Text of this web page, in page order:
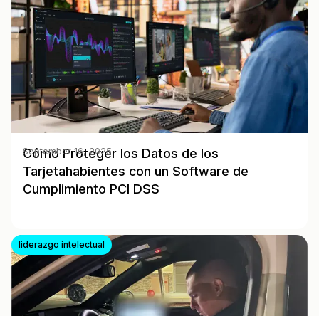
Cómo Proteger los Datos de los
Tarjetahabientes con un Software de
Cumplimiento PCI DSS
September 16, 2025
liderazgo intelectual